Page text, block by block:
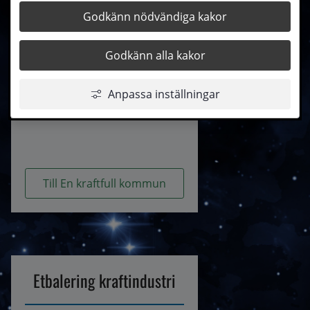
En kraftfull kommun
Till En kraftfull kommun
Etbalering kraftindustri
Godkänn nödvändiga kakor
Godkänn alla kakor
Anpassa inställningar